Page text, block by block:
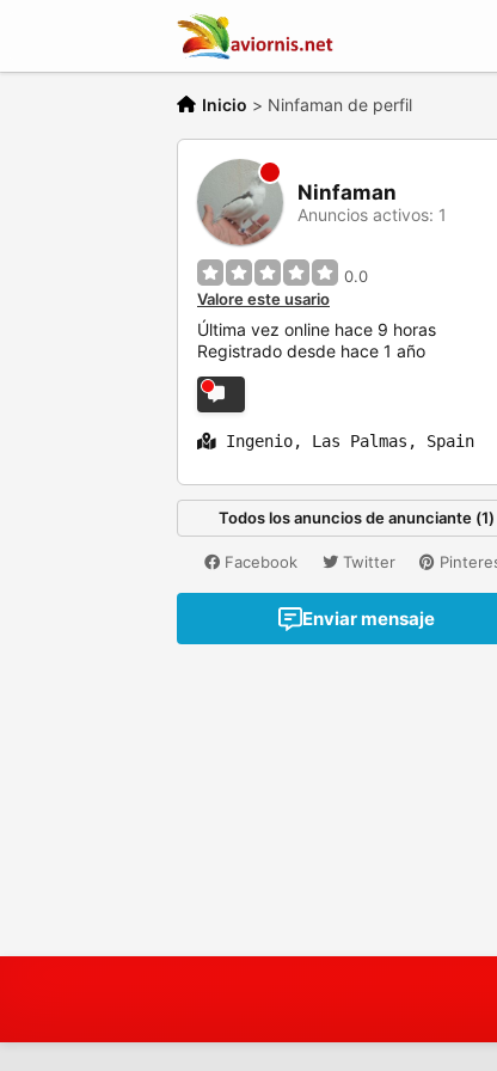
Inicio > Ninfaman de perfil
Ninfaman
Anuncios activos: 1
0.0
Valore este usario
Última vez online hace 9 horas
Registrado desde hace 1 año
Ingenio, Las Palmas, Spain
Todos los anuncios de anunciante (1)
Facebook Twitter
Enviar mensaje